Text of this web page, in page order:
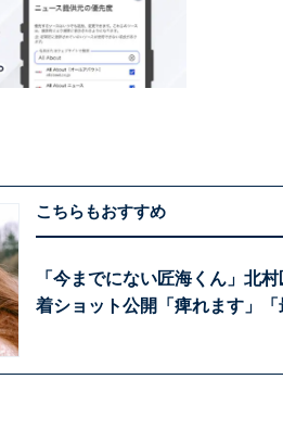
こちらもおすすめ
「今までにない匠海くん」北
着ショット公開「痺れます」「